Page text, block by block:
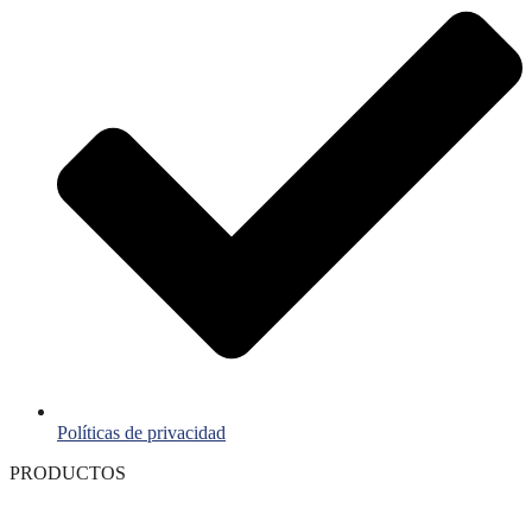
Políticas de privacidad
PRODUCTOS